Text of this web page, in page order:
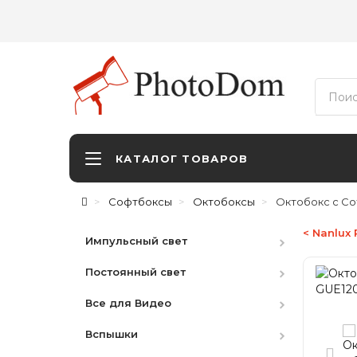
КАТАЛОГ ТОВАРОВ
Софтбоксы Октобоксы Октобокс с
Импульсный свет
Студийные вспышки
Наборы
Аксессуары
Постоянный свет
HMI
LED студийный
Все для Видео
Видоискатели
Вспышки
< Nanlux